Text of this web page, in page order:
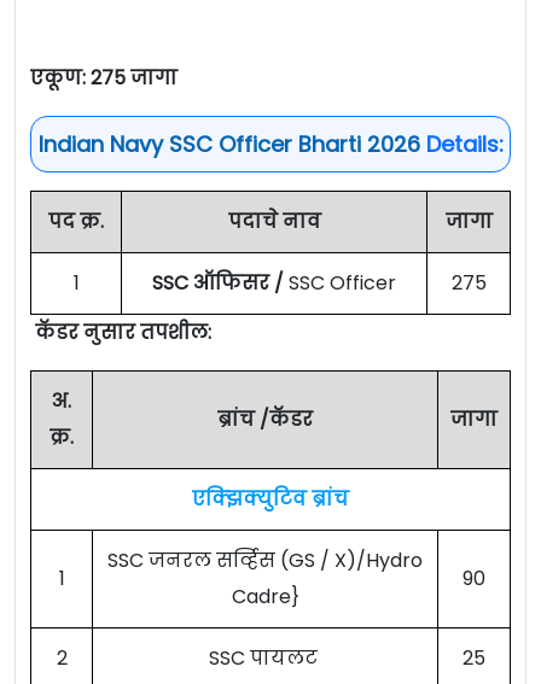
एकूण: 275 जागा
Indian Navy SSC Officer Bharti 2026Details:
पद क्र. पदाचे नाव जागा
1 SSC ऑफिसर / SSC Officer
275
कॅडर नुसार तपशील:
अ.
क्र.
ब्रांच /कॅडर जागा
एक्झिक्युटिव ब्रांच
1
SSC जनरल सर्व्हिस (GS / X)/Hydro
Cadre}
90
2 SSC पायलट 25